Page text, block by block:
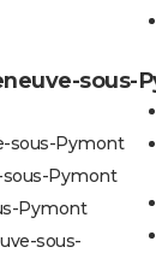
sous-
sous-Pymont
sous-Pymont
Pymont
sous-